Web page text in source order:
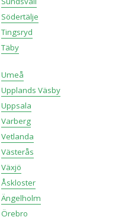
Södertälje
Tingsryd
Täby
Umeå
Upplands Väsby
Uppsala
Varberg
Vetlanda
Västerås
Växjö
Åskloster
Ängelholm
Örebro